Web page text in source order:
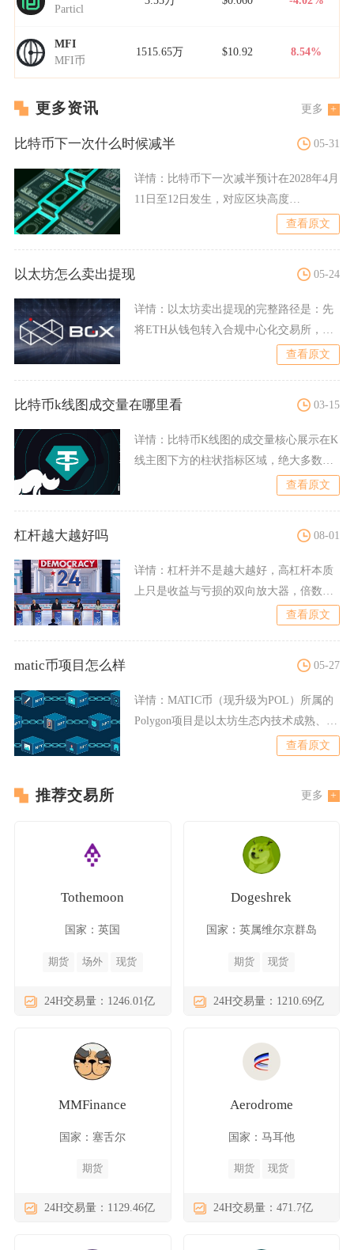
Particl
MFI
MFI币
1515.65万 $10.92 8.54%
更多资讯 更多
比特币下一次什么时候减半 05-31
详情： 比特币下一次减半预计在2028年4月
11日至12日发生，对应区块高度
查看原文
以太坊怎么卖出提现 05-24
详情： 以太坊卖出提现的完整路径是：先
将ETH从钱包转入合规中心化交易所，完
查看原文
比特币k线图成交量在哪里看 03-15
详情： 比特币K线图的成交量核心展示在K
线主图下方的柱状指标区域，绝大多数交
查看原文
杠杆越大越好吗 08-01
详情： 杠杆并不是越大越好，高杠杆本质
上只是收益与亏损的双向放大器，倍数越
查看原文
matic币项目怎么样 05-27
详情： MATIC币（现升级为POL）所属的
Polygon项目是以太坊生态内技术成熟、生
查看原文
推荐交易所 更多
Tothemoon
国家：英国
期货 场外 现货
24H交易量：1246.01亿
Dogeshrek
国家：英属维尔京群岛
期货 现货
24H交易量：1210.69亿
MMFinance
国家：塞舌尔
期货
24H交易量：1129.46亿
Aerodrome
国家：马耳他
期货 现货
24H交易量：471.7亿